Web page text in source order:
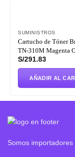
SUMINISTROS
Cartucho de Tóner
TN-310M Magenta
S/291.83
AÑADIR AL
Somos